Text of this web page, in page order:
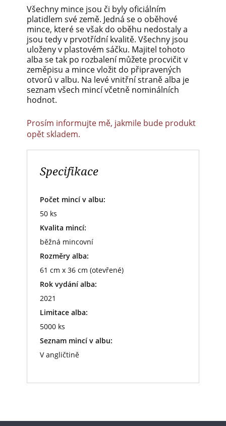
Všechny mince jsou či byly oficiálním
platidlem své země. Jedná se o oběhové
mince, které se však do oběhu nedostaly a
jsou tedy v prvotřídní kvalitě. Všechny jsou
uloženy v plastovém sáčku. Majitel tohoto
alba se tak po rozbalení můžete procvičit v
zeměpisu a mince vložit do připravených
otvorů v albu. Na levé vnitřní straně alba je
seznam všech mincí včetně nominálních
hodnot.
Prosím informujte mě, jakmile bude produkt
opět skladem.
Specifikace
Počet mincí v albu:
50 ks
Kvalita mincí:
běžná mincovní
Rozměry alba:
61 cm x 36 cm (otevřené)
Rok vydání alba:
2021
Limitace alba:
5000 ks
Seznam mincí v albu:
V angličtině